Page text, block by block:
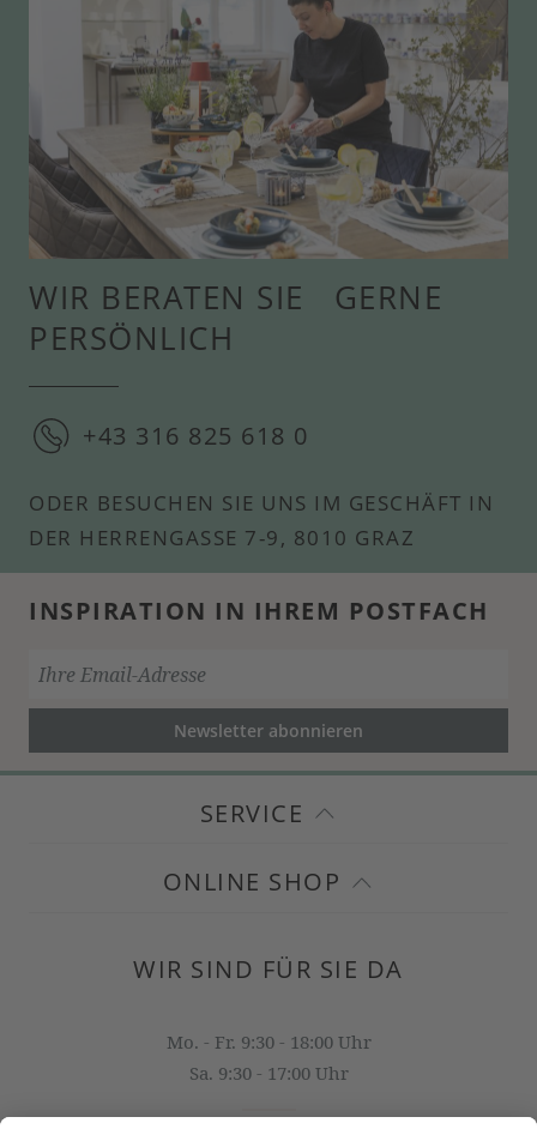
WIR BERATEN SIE GERNE
PERSÖNLICH
+43 316 825 618 0
ODER BESUCHEN SIE UNS IM GESCHÄFT IN
DER HERRENGASSE 7-9, 8010 GRAZ
INSPIRATION IN IHREM POSTFACH
Newsletter abonnieren
SERVICE
ONLINE SHOP
WIR SIND FÜR SIE DA
Mo. - Fr. 9:30 - 18:00 Uhr
Sa. 9:30 - 17:00 Uhr